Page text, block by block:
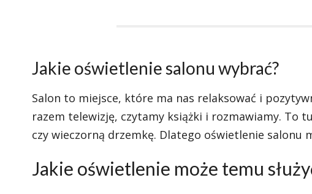
Jakie oświetlenie salonu wybrać?
Salon to miejsce, które ma nas relaksować i
razem telewizję, czytamy książki i rozmawiamy. To
czy wieczorną drzemkę. Dlatego oświetlenie salonu
Jakie oświetlenie może temu